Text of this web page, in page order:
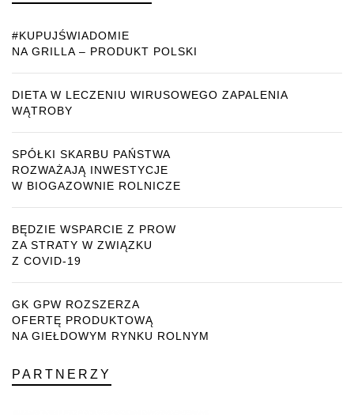
#KUPUJŚWIADOMIE
NA GRILLA – PRODUKT POLSKI
DIETA W LECZENIU WIRUSOWEGO ZAPALENIA
WĄTROBY
SPÓŁKI SKARBU PAŃSTWA
ROZWAŻAJĄ INWESTYCJE
W BIOGAZOWNIE ROLNICZE
BĘDZIE WSPARCIE Z PROW
ZA STRATY W ZWIĄZKU
Z COVID-19
GK GPW ROZSZERZA
OFERTĘ PRODUKTOWĄ
NA GIEŁDOWYM RYNKU ROLNYM
PARTNERZY